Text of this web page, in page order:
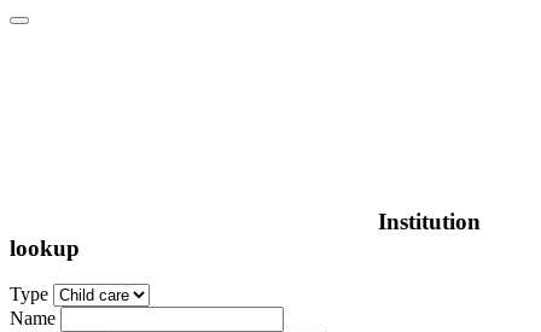
Institution
lookup
Type
Name